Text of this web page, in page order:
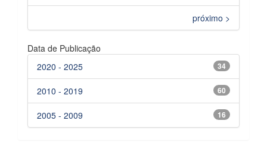
próximo >
Data de Publicação
34
2020 - 2025
60
2010 - 2019
16
2005 - 2009